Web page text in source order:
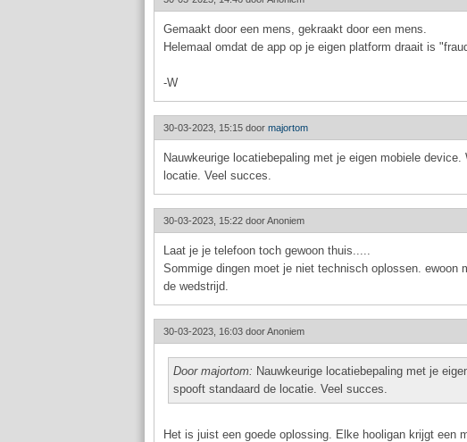
Gemaakt door een mens, gekraakt door een mens.
Helemaal omdat de app op je eigen platform draait is
-W
30-03-2023, 15:15 door majortom
Nauwkeurige locatiebepaling met je eigen mobiele
locatie. Veel succes.
30-03-2023, 15:22 doorAnoniem
Laat je je telefoon toch gewoon thuis.....
Sommige dingen moet je niet technisch oplossen.
de wedstrijd.
30-03-2023, 16:03 doorAnoniem
Door majortom: Nauwkeurige locatiebepaling met je
spooft standaard de locatie. Veel succes.
Het is juist een goede oplossing. Elke hooligan krijgt een